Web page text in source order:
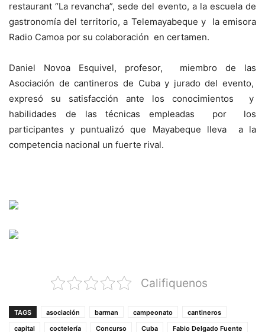
restaurant “La revancha”, sede del evento, a la escuela de
gastronomía del territorio, a Telemayabeque y la emisora
Radio Camoa por su colaboración en certamen.
Daniel Novoa Esquivel, profesor, miembro de las
Asociación de cantineros de Cuba y jurado del evento,
expresó su satisfacción ante los conocimientos y
habilidades de las técnicas empleadas por los
participantes y puntualizó que Mayabeque lleva a la
competencia nacional un fuerte rival.
Califiquenos
TAGS asociación barman campeonato
cantineros
capital
coctelería Concurso Cuba Fabio Delgado Fuente